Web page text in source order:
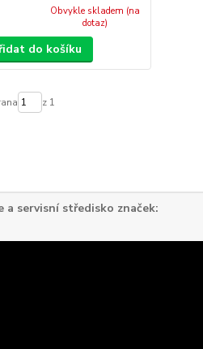
Obvykle skladem (na
dotaz)
do košíku
z 1
a servisní středisko značek: